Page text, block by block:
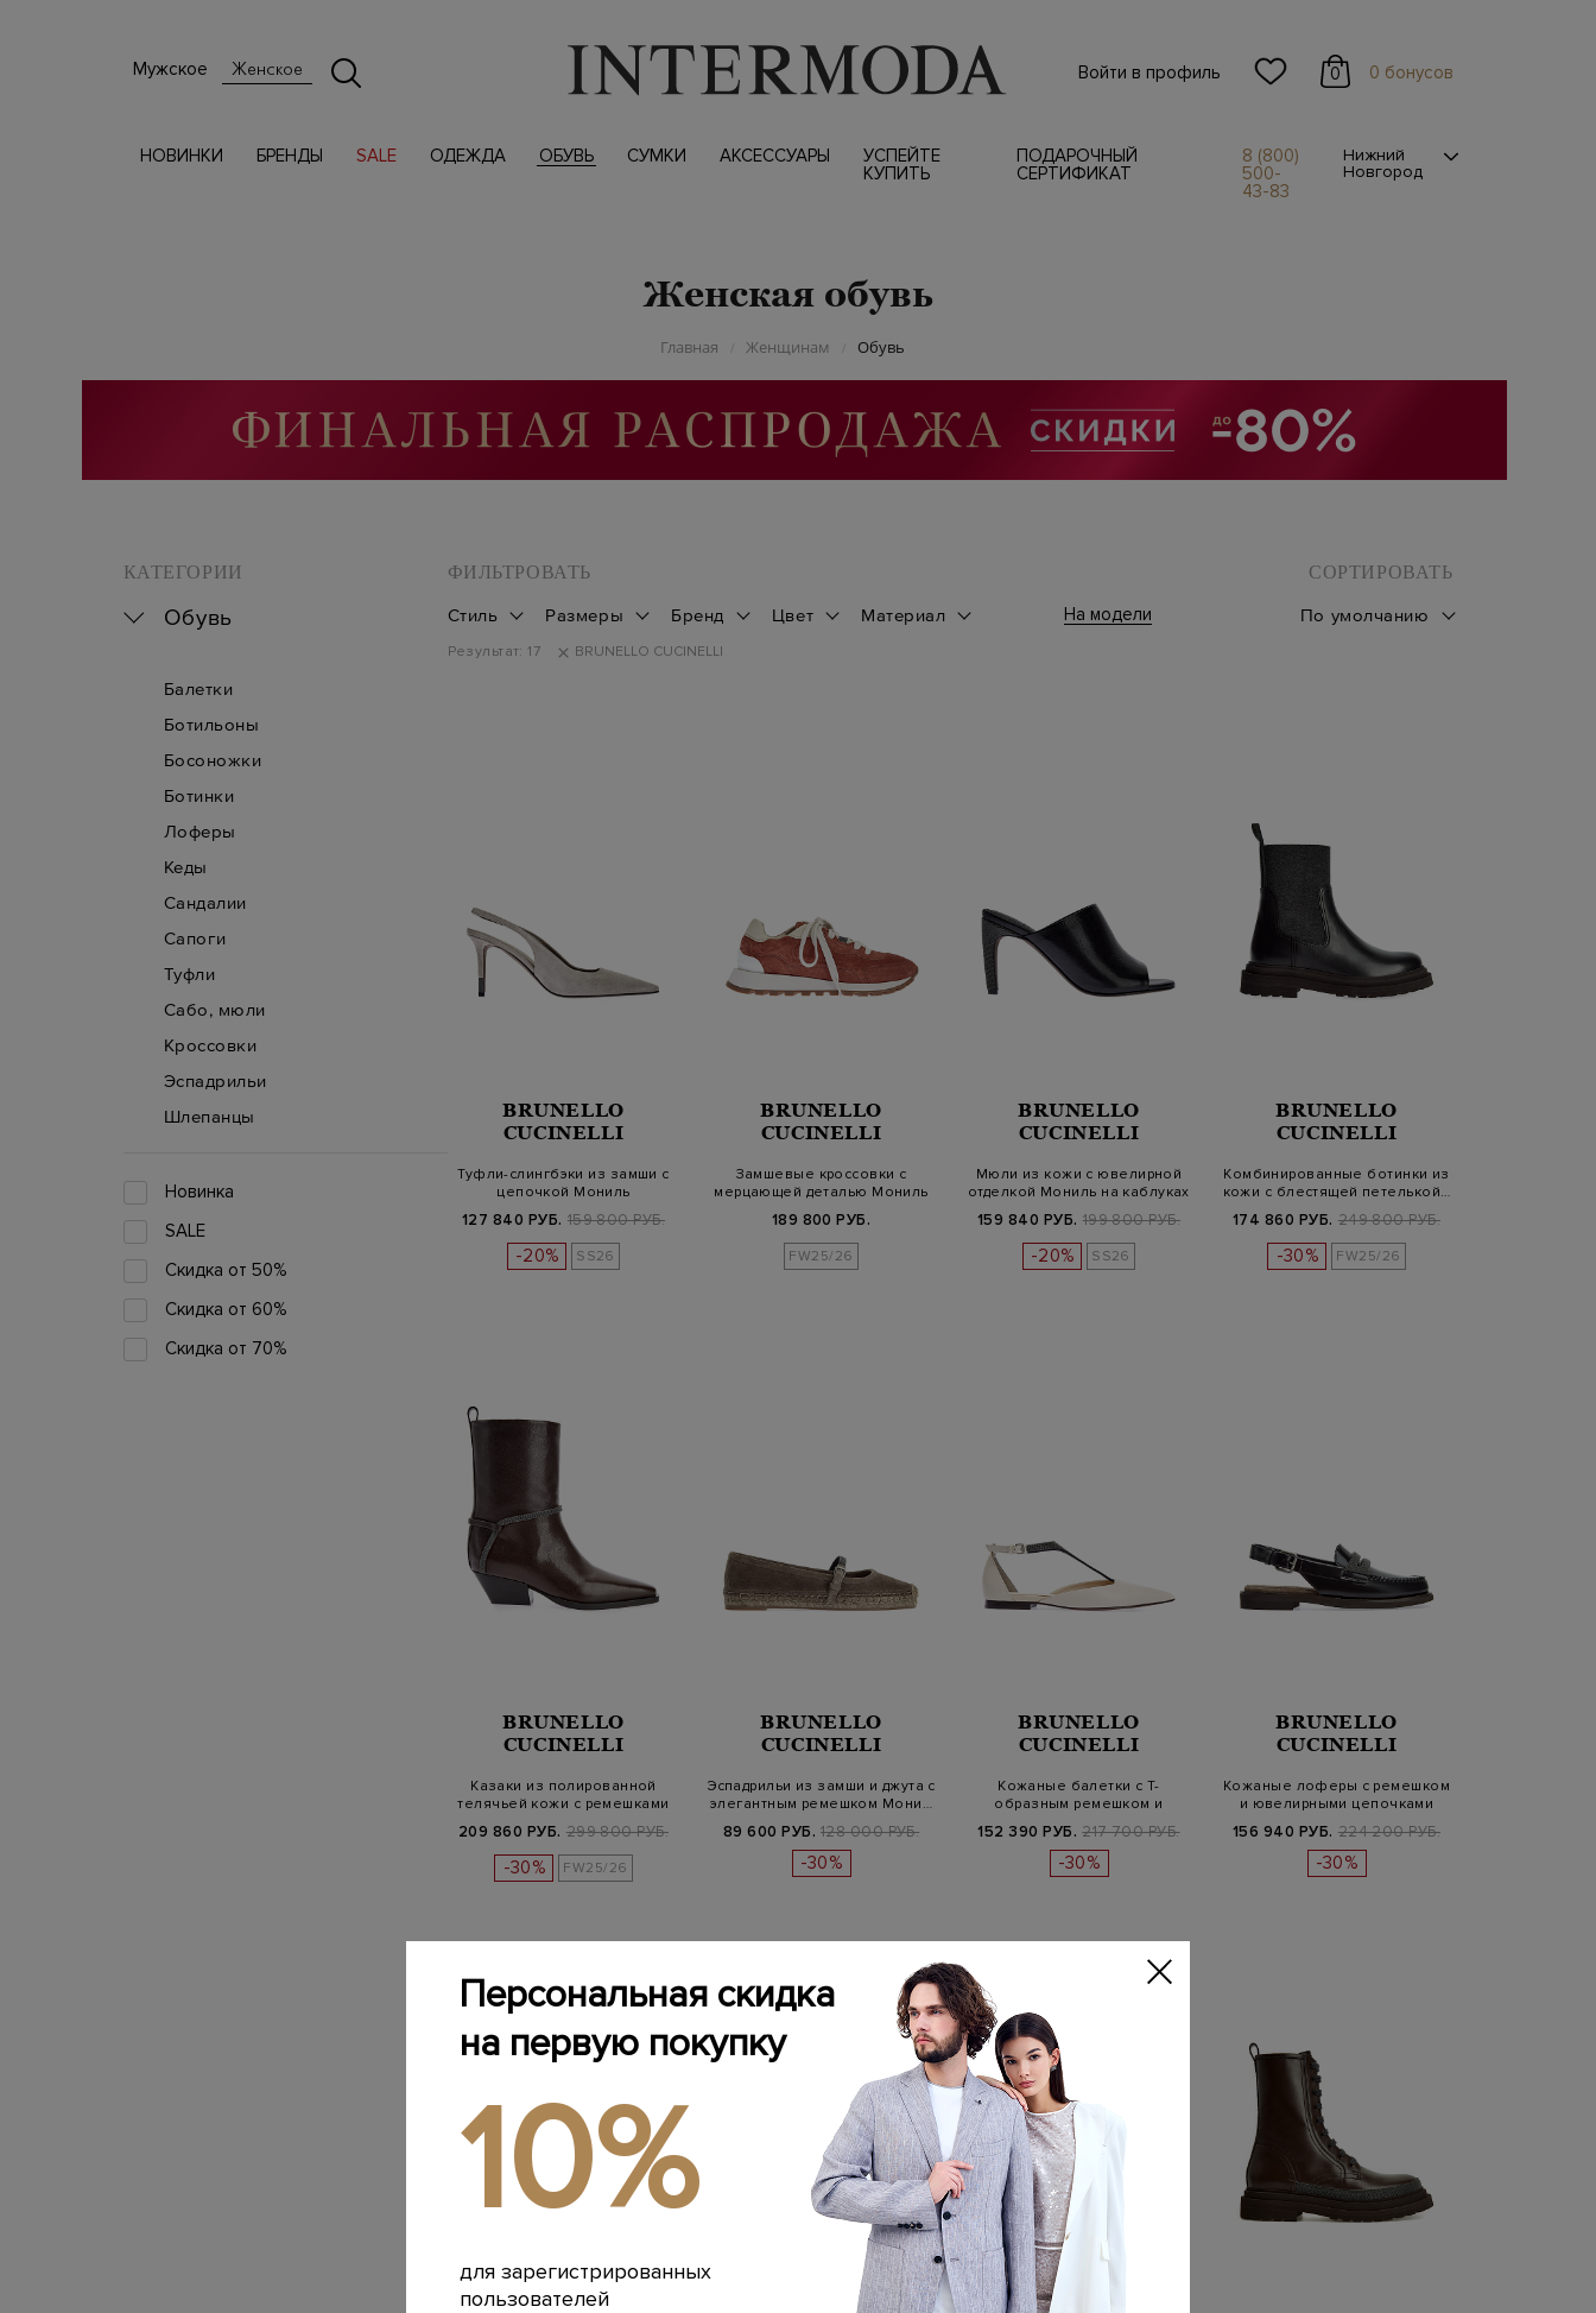
Мужское Женское Войти в профиль 0 0 бонусов
НОВИНКИ БРЕНДЫ SALE ОДЕЖДА ОБУВЬ СУМКИ АКСЕССУАРЫ
УСПЕЙТЕ
КУПИТЬ
ПОДАРОЧНЫЙ
СЕРТИФИКАТ
8 (800)
500-
43-83
Нижний
Новгород
Женская обувь
Главная / Женщинам / Обувь
КАТЕГОРИИ
Обувь
Балетки
Ботильоны
Босоножки
Ботинки
Лоферы
Кеды
Сандалии
Сапоги
Туфли
Сабо, мюли
Кроссовки
Эспадрильи
Шлепанцы
Новинка
SALE
Скидка от 50%
Скидка от 60%
Скидка от 70%
ФИЛЬТРОВАТЬ
Стиль Размеры Бренд Цвет Материал На модели
СОРТИРОВАТЬ
По умолчанию
Результат: 17 BRUNELLO CUCINELLI
BRUNELLO
CUCINELLI
Туфли-слингбэки из замши с
цепочкой Мониль
127 840 РУБ. 159 800 РУБ.
-20% SS26
BRUNELLO
CUCINELLI
Замшевые кроссовки с
мерцающей деталью Мониль
189 800 РУБ.
FW25/26
BRUNELLO
CUCINELLI
Мюли из кожи с ювелирной
отделкой Мониль на каблуках
159 840 РУБ. 199 800 РУБ.
-20% SS26
BRUNELLO
CUCINELLI
Комбинированные ботинки из
кожи с блестящей петелькой…
174 860 РУБ. 249 800 РУБ.
-30% FW25/26
BRUNELLO
CUCINELLI
Казаки из полированной
телячьей кожи с ремешками
209 860 РУБ. 299 800 РУБ.
-30% FW25/26
BRUNELLO
CUCINELLI
Эспадрильи из замши и джута с
элегантным ремешком Мони…
89 600 РУБ. 128 000 РУБ.
-30%
BRUNELLO
CUCINELLI
Кожаные балетки с Т-
образным ремешком и
152 390 РУБ. 217 700 РУБ.
-30%
BRUNELLO
CUCINELLI
Кожаные лоферы с ремешком
и ювелирными цепочками
156 940 РУБ. 224 200 РУБ.
-30%
Персональная скидка
на первую покупку
10%
для зарегистрированных
пользователей